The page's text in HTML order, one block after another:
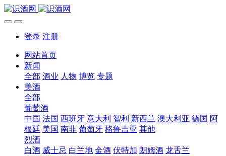
登录 注册
网站首页
新闻
全部 酒业 人物 博览 专题
美酒
全部
葡萄酒
中国 法国 西班牙 意大利 智利 新西兰 澳大利亚 德国 阿
根廷 美国 南非 葡萄牙 格鲁吉亚 其他
烈酒
白酒 威士忌 白兰地 金酒 伏特加 朗姆酒 龙舌兰